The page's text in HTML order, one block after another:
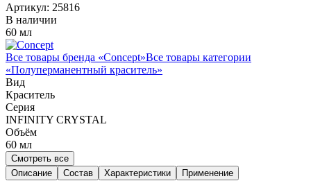
Артикул: 25816
В наличии
60 мл
Все товары бренда «Concept»Все товары категории
«Полуперманентный краситель»
Вид
Краситель
Серия
INFINITY CRYSTAL
Объём
60 мл
Смотреть все
Описание
Состав Характеристики Применение